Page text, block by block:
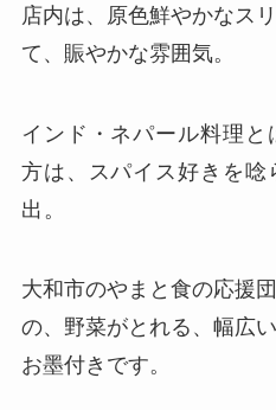
店内は、原色鮮やかなス
て、賑やかな雰囲気。
インド・ネパール料理
方は、スパイス好きを唸
出。
大和市のやまと食の応援
の、野菜がとれる、幅広
お墨付きです。